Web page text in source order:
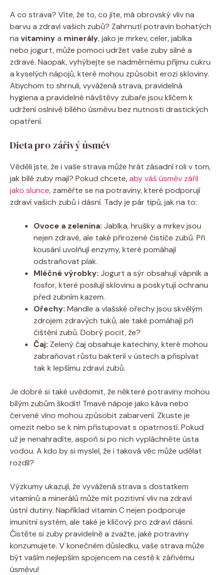
A co strava? Víte, že to, co jíte, má obrovský vliv na
barvu a zdraví vašich zubů? Zahrnutí potravin bohatých
na vitaminya minerály, jako je mrkev, celer, jablka
nebo jogurt, může pomoci udržet vaše zuby silné a
zdravé. Naopak, vyhýbejte se nadměrnému příjmu cukru
a kyselých nápojů, které mohou způsobit erozi skloviny.
Abychom to shrnuli, vyvážená strava, pravidelná
hygiena a pravidelné návštěvy zubaře jsou klíčem k
udržení oslnivě bílého úsměvu bez nutnosti drastických
opatření.
Dieta pro zářivý úsměv
Věděli jste, že i vaše strava může hrát zásadní roli v tom,
jak bílé zuby mají? Pokud chcete,aby váš úsměv zářil
jako slunce, zaměřte se na potraviny, které podporují
zdraví vašich zubů i dásní. Tady je pár tipů, jak na to:
Ovoce a zelenina: Jablka, hrušky a mrkev jsou
nejen zdravé, ale také přirozené čističe zubů. Při
kousání uvolňují enzymy, které pomáhají
odstraňovat plak.
Mléčné výrobky: Jogurt a sýr obsahují vápník a
fosfor, které posilují sklovinu a poskytují ochranu
před zubním kazem.
Ořechy: Mandle a vlašské ořechy jsou skvělým
zdrojem zdravých tuků, ale také pomáhají při
čištění zubů. Dobrý pocit, že?
Čaj: Zelený čaj obsahuje katechiny, které mohou
zabraňovat růstu bakterií v ústech a přispívat
tak k lepšímu zdraví zubů.
Je dobré si také uvědomit, že některé potraviny mohou
bílým zubům škodit! Tmavé nápoje jako káva nebo
červené víno mohou způsobit zabarvení. Zkuste je
omezit nebo se k nim přistupovat s opatrností. Pokud
už je nenahradíte, aspoň si po nich vypláchněte ústa
vodou. A kdo by si myslel, že i taková věc může udělat
rozdíl?
Výzkumy ukazují, že vyvážená strava s dostatkem
vitamínů a minerálů může mít pozitivní vliv na zdraví
ústní dutiny. Například vitamin C nejen podporuje
imunitní systém, ale také je klíčový pro zdraví dásní.
Čistěte si zuby pravidelně a zvažte, jaké potraviny
konzumujete. V konečném důsledku, vaše strava může
být vaším nejlepším spojencem na cestě k zářivému
úsměvu!